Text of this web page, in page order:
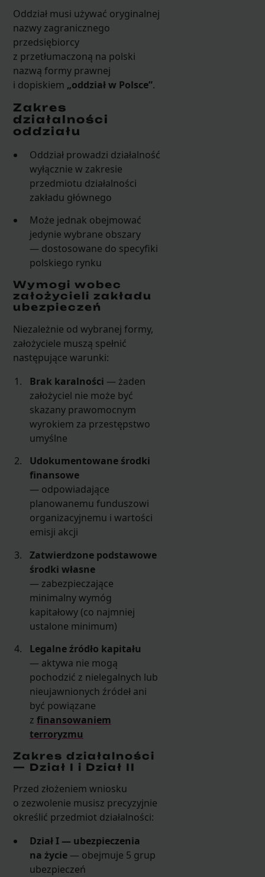
Oddział musi używać oryginalnej
nazwy zagranicznego
przedsiębiorcy
z przetłumaczoną na polski
nazwą formy prawnej
i dopiskiem „oddział w Polsce”.
Zakres
działalności
oddziału
Oddział prowadzi działalność
wyłącznie w zakresie
przedmiotu działalności
zakładu głównego
Może jednak obejmować
jedynie wybrane obszary
— dostosowane do specyfiki
polskiego rynku
Wymogi wobec
założycieli zakładu
ubezpieczeń
Niezależnie od wybranej formy,
założyciele muszą spełnić
następujące warunki:
Brak karalności — żaden
założyciel nie może być
skazany prawomocnym
wyrokiem za przestępstwo
umyślne
Udokumentowane środki
finansowe
— odpowiadające
planowanemu funduszowi
organizacyjnemu i wartości
emisji akcji
Zatwierdzone podstawowe
środki własne
— zabezpieczające
minimalny wymóg
kapitałowy (co najmniej
ustalone minimum)
Legalne źródło kapitału
— aktywa nie mogą
pochodzić z nielegalnych lub
nieujawnionych źródeł ani
być powiązane
zfinansowaniem
terroryzmu
Zakres działalności
— Dział I i Dział II
Przed złożeniem wniosku
o zezwolenie musisz precyzyjnie
określić przedmiot działalności:
Dział I — ubezpieczenia
na życie — obejmuje 5 grup
ubezpieczeń